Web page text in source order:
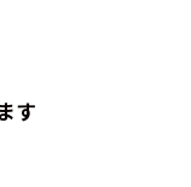
す